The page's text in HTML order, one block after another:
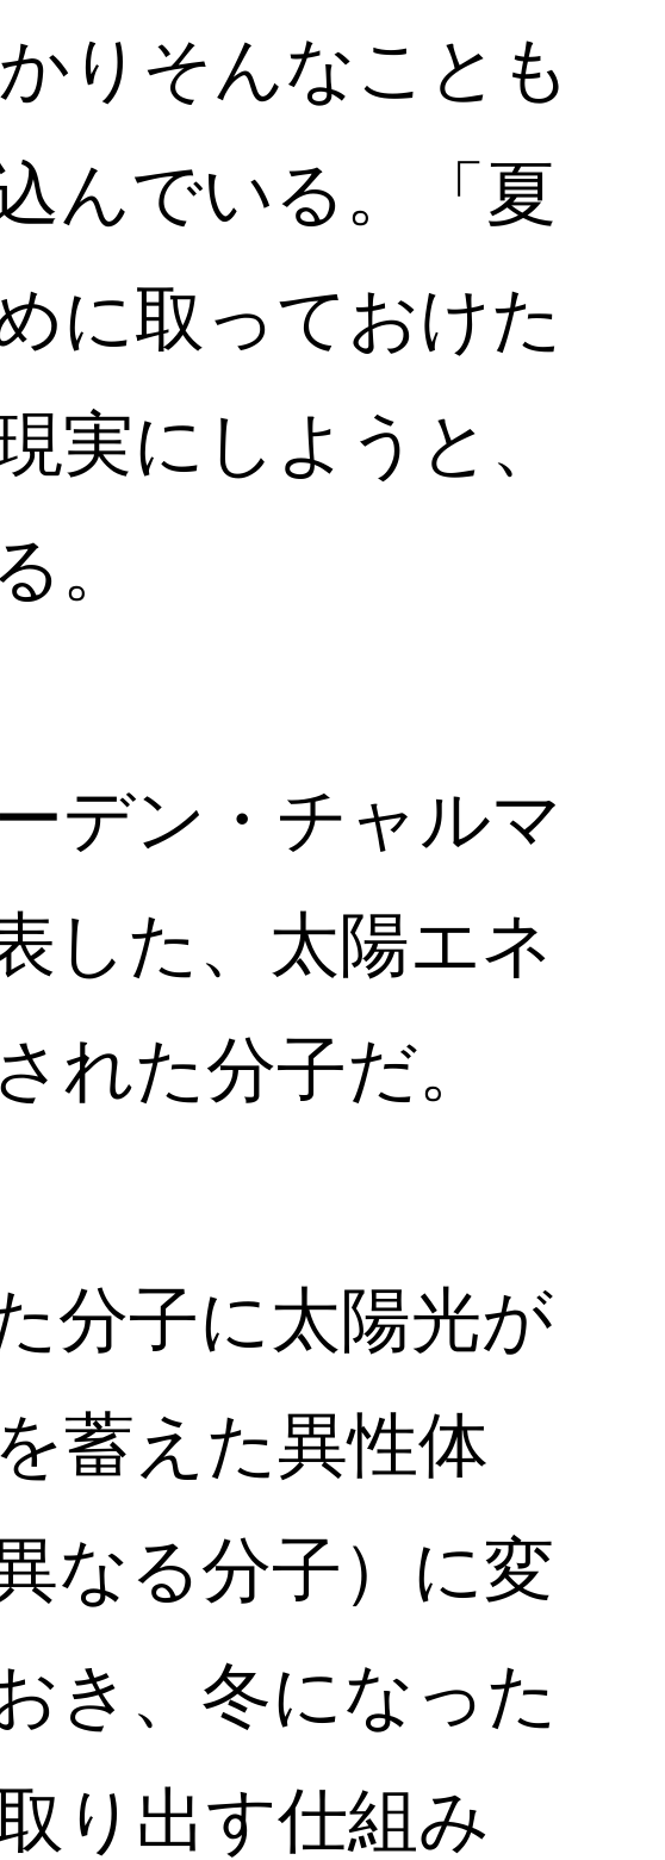
りそんなことも
んでいる。「夏
に取っておけた
実にしようと、
。
デン・チャルマ
した、太陽エネ
れた分子だ。
分子に太陽光が
蓄えた異性体
なる分子）に変
き、冬になった
り出す仕組み